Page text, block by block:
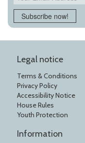
Subscribe now!
Legal notice
Terms & Conditions
Privacy Policy
Accessibility Notice
House Rules
Youth Protection
Information